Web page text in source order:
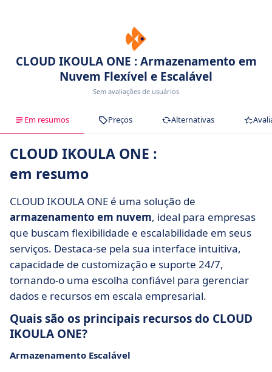
CLOUD IKOULA ONE : Armazenamento em
Nuvem Flexível e Escalável
Sem avaliações de usuários
Em resumos Preços Alternativas
CLOUD IKOULA ONE :
em resumo
CLOUD IKOULA ONE é uma solução de
armazenamento em nuvem, ideal para empresas
que buscam flexibilidade e escalabilidade em seus
serviços. Destaca-se pela sua interface intuitiva,
capacidade de customização e suporte 24/7,
tornando-o uma escolha confiável para gerenciar
dados e recursos em escala empresarial.
Quais são os principais recursos do CLOUD
IKOULA ONE?
Armazenamento Escalável